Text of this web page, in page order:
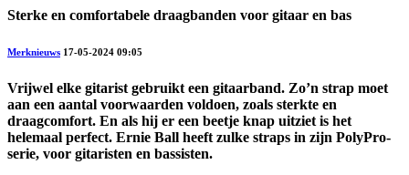
Sterke en comfortabele draagbanden voor gitaar en bas
Merknieuws 17-05-2024 09:05
Vrijwel elke gitarist gebruikt een gitaarband. Zo’n strap moet
aan een aantal voorwaarden voldoen, zoals sterkte en
draagcomfort. En als hij er een beetje knap uitziet is het
helemaal perfect. Ernie Ball heeft zulke straps in zijn PolyPro-
serie, voor gitaristen en bassisten.